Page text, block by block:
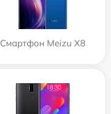
Смартфон Meizu X8